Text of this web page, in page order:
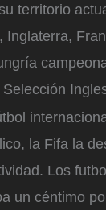
territorio
la Fifa la
Los
un céntimo